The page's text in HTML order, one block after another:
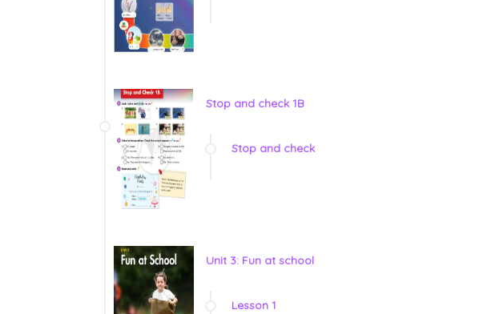
Stop and check 1B
Stop and check
Unit 3: Fun at school
Lesson 1